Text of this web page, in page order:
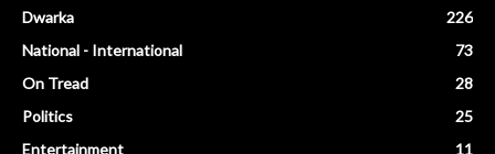
Dwarka
226
National - International
73
On Tread
28
Politics
25
Entertainment
11